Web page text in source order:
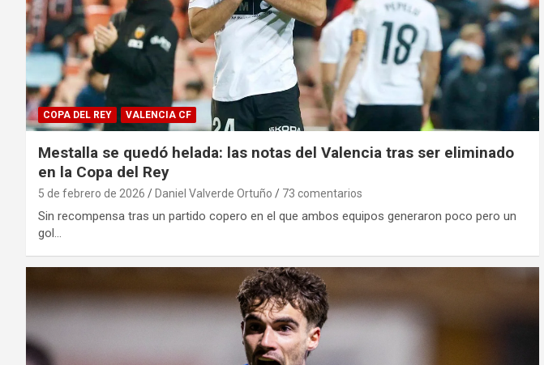
COPA DEL REY VALENCIA CF
Mestalla se quedó helada: las notas del Valencia tras ser eliminado
en la Copa del Rey
5 de febrero de 2026 Daniel Valverde Ortuño 73 comentarios
Sin recompensa tras un partido copero en el que ambos equipos generaron poco pero un
gol…